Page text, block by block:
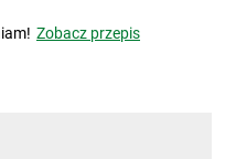
Zobacz przepis